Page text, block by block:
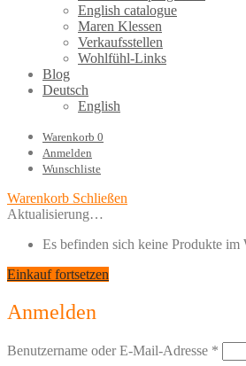
English catalogue
Maren Klessen
Verkaufsstellen
Wohlfühl-Links
Blog
Deutsch
English
Warenkorb 0
Anmelden
Wunschliste
Warenkorb Schließen
Aktualisierung…
Es befinden sich keine Produkte im
Einkauf fortsetzen
Anmelden
Benutzername oder E-Mail-Adresse *